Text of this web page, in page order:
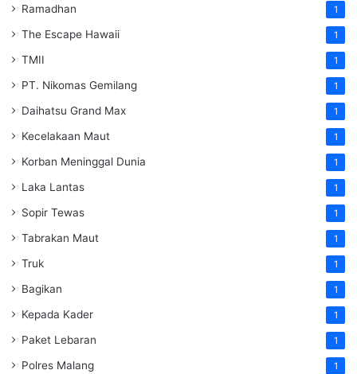
Ramadhan 1
The Escape Hawaii 1
TMII 1
PT. Nikomas Gemilang 1
Daihatsu Grand Max 1
Kecelakaan Maut 1
Korban Meninggal Dunia 1
Laka Lantas 1
Sopir Tewas 1
Tabrakan Maut 1
Truk 1
Bagikan 1
Kepada Kader 1
Paket Lebaran 1
Polres Malang 1